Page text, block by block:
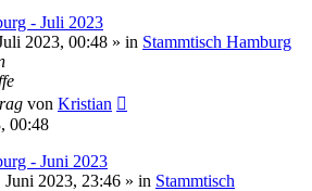
- Juli 2023
2023, 00:48 » in Stammtisch Hamburg
von Kristian
00:48
- Juni 2023
Juni 2023, 23:46 » in Stammtisch